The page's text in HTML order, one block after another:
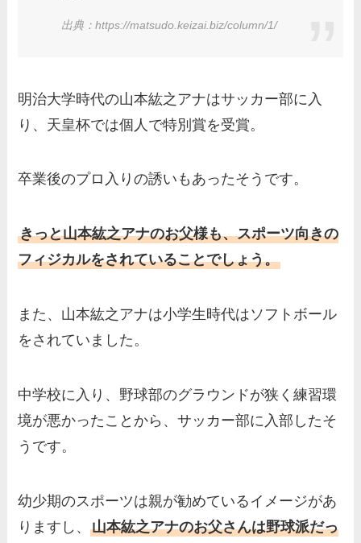
出典：https://matsudo.keizai.biz/column/1/
明治大学時代の山本紘之アナはサッカー部に入
り、天皇杯では個人で特別賞を受賞。
卒業後のプロ入りの誘いもあったそうです。
きっと山本紘之アナのお父様も、スポーツ向きの
フィジカルをされていることでしょう。
また、山本紘之アナは小学生時代はソフトボール
をされていました。
中学校に入り、野球部のグラウンドが狭く練習環
境が悪かったことから、サッカー部に入部したそ
うです。
幼少期のスポーツは親が勧めているイメージがあ
りますし、山本紘之アナのお父さんは野球派だっ